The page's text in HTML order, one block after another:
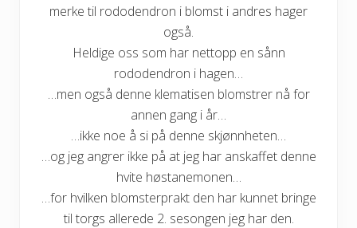
merke til rododendron i blomst i andres hager
også.
Heldige oss som har nettopp en sånn
rododendron i hagen…
…men også denne klematisen blomstrer nå for
annen gang i år…
…ikke noe å si på denne skjønnheten…
…og jeg angrer ikke på at jeg har anskaffet denne
hvite høstanemonen…
…for hvilken blomsterprakt den har kunnet bringe
til torgs allerede 2. sesongen jeg har den.